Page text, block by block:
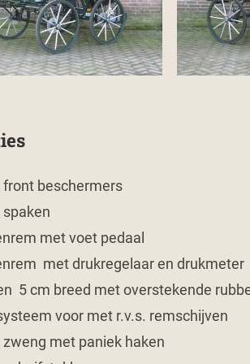
front beschermers
spaken
met voet pedaal
met drukregelaar en drukmeter
5 cm breed met overstekende
voor met r.v.s. remschijven
zweng met paniek haken